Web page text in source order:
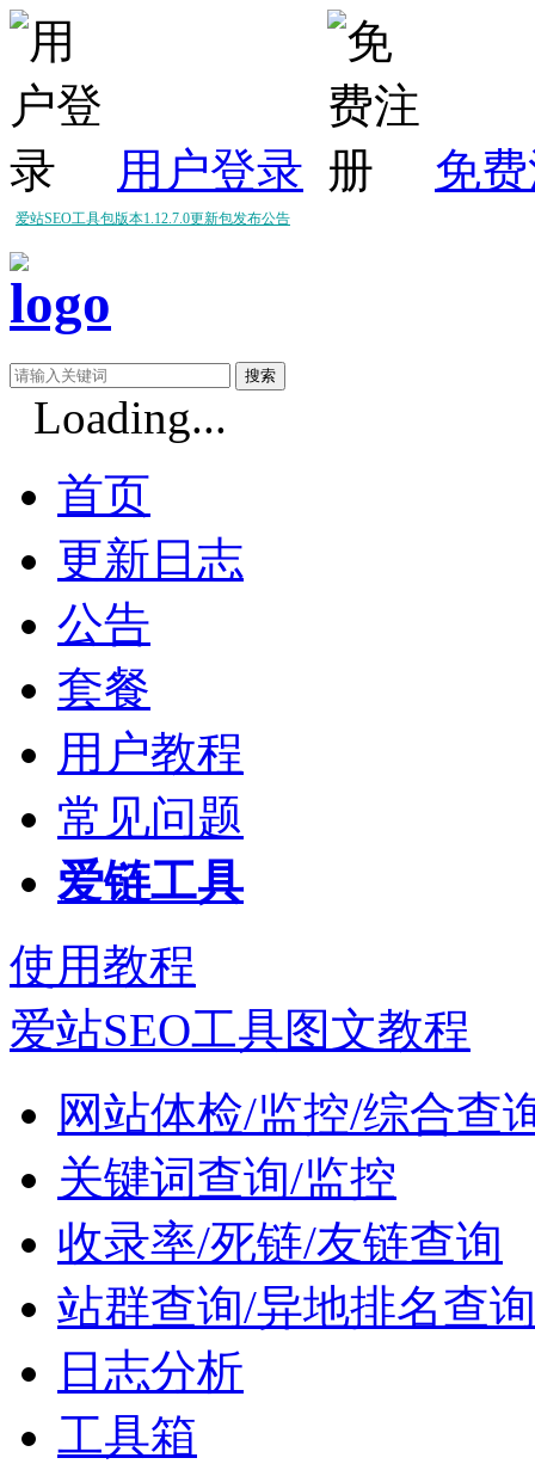
用户登录 免
爱站SEO工具包版本1.12.7.0更新包发布公告
爱站SEO工具包版本1.12.5.0更新包发布公告
Loading...
首页
更新日志
公告
套餐
用户教程
常见问题
爱链工具
使用教程
爱站SEO工具图文教程
网站体检/监控/综合查
关键词查询/监控
收录率/死链/友链查询
站群查询/异地排名查询
日志分析
工具箱